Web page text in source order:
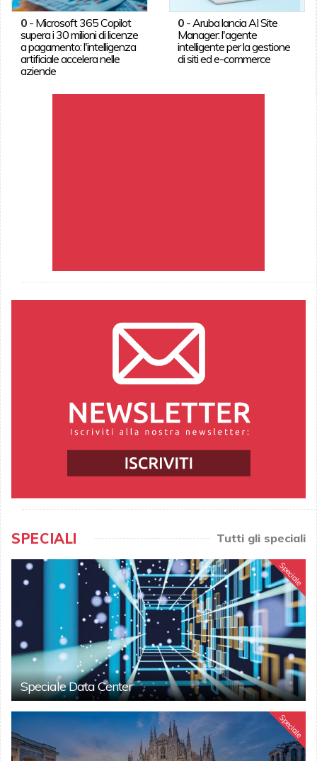
0- Microsoft 365 Copilot
supera i 30 milioni di licenze
a pagamento: l'intelligenza
artificiale accelera nelle
aziende
0 - Aruba lancia AI Site
Manager: l'agente
intelligente per la gestione
di siti ed e-commerce
SPECIALI Tutti gli speciali
Speciale
Speciale Data Center
Speciale